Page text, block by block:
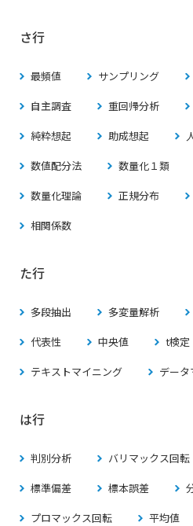
さ行
最頻値 サンプリング
自主調査
重回帰分析
純粋想起
助成想起
数値配分法
数量化１類
数量化理論
正規分布
相関係数
た行
多段抽出 多変量解析
代表性
中央値
t検定
テキストマイニング
デー
は行
判別分析 バリマックス回転
標準偏差
標本誤差
プロマックス回転
平均値